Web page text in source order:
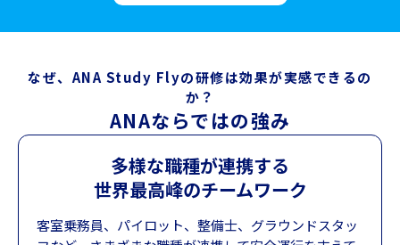
なぜ、ANA Study Flyの研修は効果が実感できるの
か？
ANAならではの強み
多様な職種が連携する
世界最高峰のチームワーク
客室乗務員、パイロット、整備士、グラウンドスタッ